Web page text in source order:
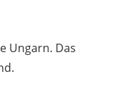
Ungarn. Das